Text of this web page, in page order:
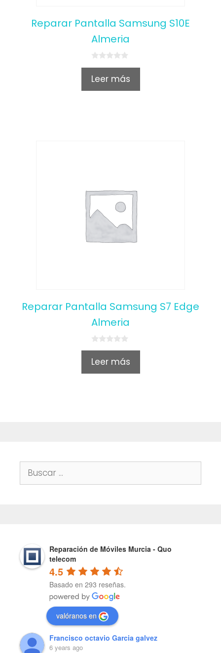
Reparar Pantalla Samsung S10E
Almeria
0
u
Leer más
Reparar Pantalla Samsung S7 Edge
Almeria
0
u
Leer más
Buscar:
Reparación de Móviles Murcia - Quo
telecom
4.5
Basado en 293 reseñas.
valóranos en
Francisco octavio Garcia galvez
6 years ago